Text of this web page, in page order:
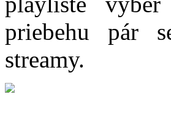
priebehu pár
streamy.